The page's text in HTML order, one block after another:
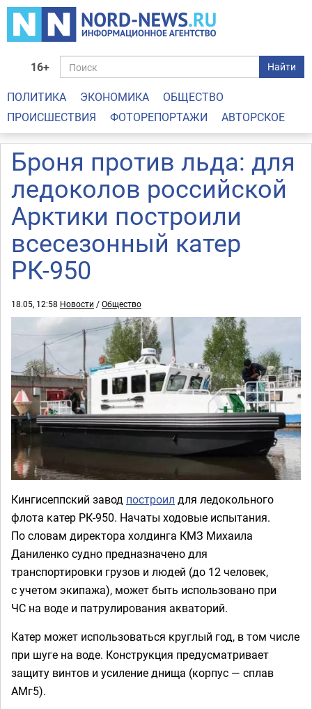
16+ Найти
ПОЛИТИКА ЭКОНОМИКА
ОБЩЕСТВО
ПРОИСШЕСТВИЯ
ФОТОРЕПОРТАЖИ АВТОРСКОЕ
Броня против льда: для
ледоколов российской
Арктики построили
всесезонный катер
РК-950
18.05, 12:58 Новости /Общество
Кингисеппский завод построил для ледокольного
флота катер РК-950. Начаты ходовые испытания.
По словам директора холдинга КМЗ Михаила
Даниленко судно предназначено для
транспортировки грузов и людей (до 12 человек,
с учетом экипажа), может быть использовано при
ЧС на воде и патрулирования акваторий.
Катер может использоваться круглый год, в том числе
при шуге на воде. Конструкция предусматривает
защиту винтов и усиление днища (корпус — сплав
АМг5).